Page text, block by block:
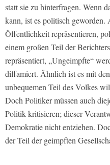
statt sie zu hinterfragen. Wenn
kann, ist es politisch geworden.
Öffentlichkeit repräsentieren,
einem großen Teil der
repräsentiert, „Ungeimpfte“
diffamiert. Ähnlich ist es mit
unbequemen Teil des Volkes
Doch Politiker müssen auch
Politik kritisieren; dieser
Demokratie nicht entziehen.
der Teil der geimpften